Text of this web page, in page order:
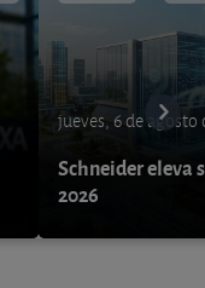
jueves, 6 de agosto
Schneider eleva
2026